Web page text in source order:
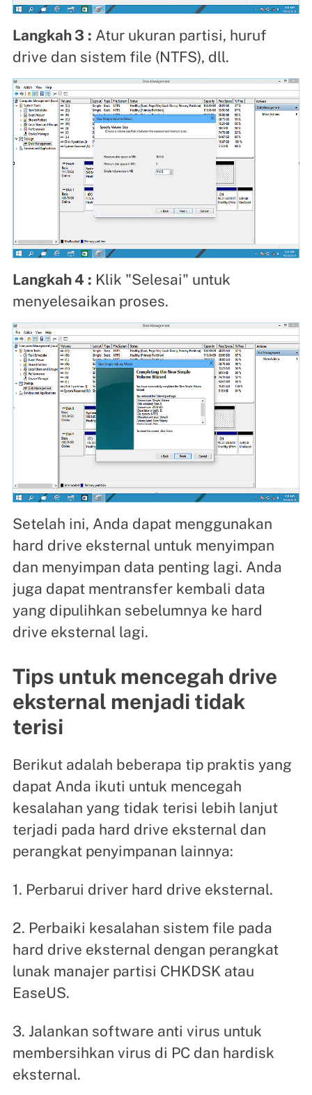
Langkah 3 : Atur ukuran partisi, huruf
drive dan sistem file (NTFS), dll.
Langkah 4 : Klik "Selesai" untuk
menyelesaikan proses.
Setelah ini, Anda dapat menggunakan
hard drive eksternal untuk menyimpan
dan menyimpan data penting lagi. Anda
juga dapat mentransfer kembali data
yang dipulihkan sebelumnya ke hard
drive eksternal lagi.
Tips untuk mencegah drive
eksternal menjadi tidak
terisi
Berikut adalah beberapa tip praktis yang
dapat Anda ikuti untuk mencegah
kesalahan yang tidak terisi lebih lanjut
terjadi pada hard drive eksternal dan
perangkat penyimpanan lainnya:
1. Perbarui driver hard drive eksternal.
2. Perbaiki kesalahan sistem file pada
hard drive eksternal dengan perangkat
lunak manajer partisi CHKDSK atau
EaseUS.
3. Jalankan software anti virus untuk
membersihkan virus di PC dan hardisk
eksternal.